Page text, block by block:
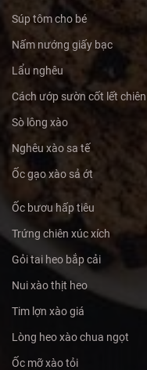
Súp tôm cho bé
Nấm nướng giấy bạc
Lẩu nghêu
Cách ướp sườn cốt lết chiên
Sò lông xào
Nghêu xào sa tế
Ốc gạo xào sả ớt
Ốc bươu hấp tiêu
Trứng chiên xúc xích
Gỏi tai heo bắp cải
Nui xào thịt heo
Tim lợn xào giá
Lòng heo xào chua ngọt
Ốc mỡ xào tỏi